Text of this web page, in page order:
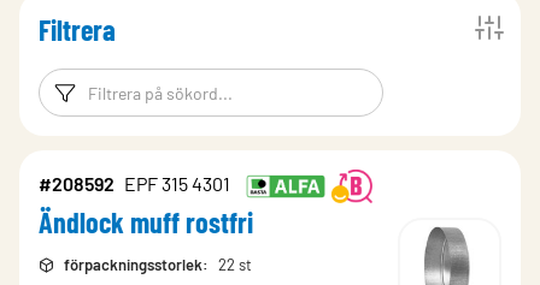
Filtrera
Filtreringsord Filtrera
#208592 EPF 315 4301
Ändlock muff rostfri
förpackningsstorlek: 22 st